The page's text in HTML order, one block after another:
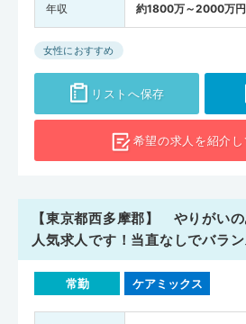
年収 約1800万～2000万円
女性におすすめ
リストへ保存
希望の求人を紹介し
【東京都西多摩郡】 やりがい
人気求人です！当直なしでバラン
常勤 ケアミックス